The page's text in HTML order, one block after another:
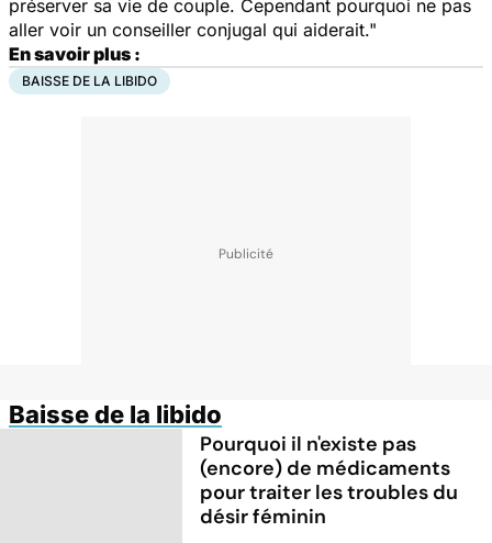
préserver sa vie de couple. Cependant pourquoi ne pas
aller voir un conseiller conjugal qui aiderait."
En savoir plus :
BAISSE DE LA LIBIDO
Baisse de la libido
Pourquoi il n'existe pas
(encore) de médicaments
pour traiter les troubles du
désir féminin